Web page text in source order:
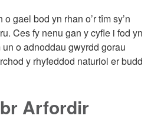
gael bod yn rhan o’r tîm sy’n
Ces fy nenu gan y cyfle i fod yn
un o adnoddau gwyrdd gorau
y rhyfeddod naturiol er budd
Arfordir